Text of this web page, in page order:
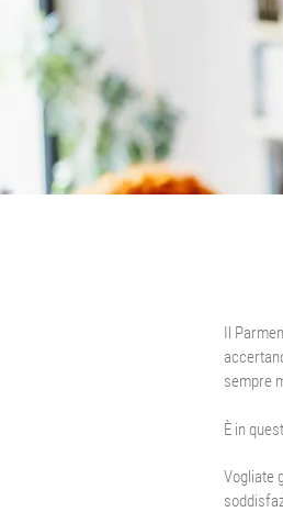
Il
sempre
È in
Vogliate